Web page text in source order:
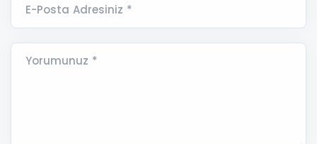
E-Posta Adresiniz *
Yorumunuz *